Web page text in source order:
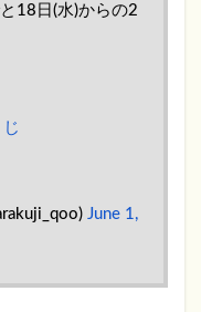
18日(水)からの2
June 1,